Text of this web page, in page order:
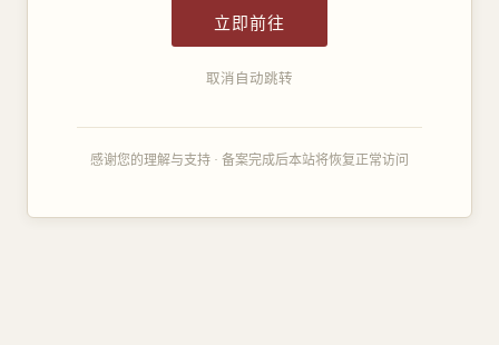
立即前往
取消自动跳转
感谢您的理解与支持 · 备案完成后本站将恢复正常访问